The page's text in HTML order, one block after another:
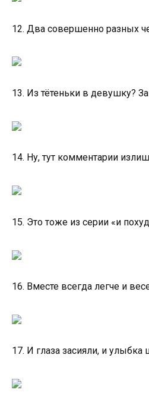
12. Два совершенно разных
13. Из тётеньки в девушку?
14. Ну, тут комментарии
15. Это тоже из серии «и
16. Вместе всегда легче и
17. И глаза засияли, и улыбка